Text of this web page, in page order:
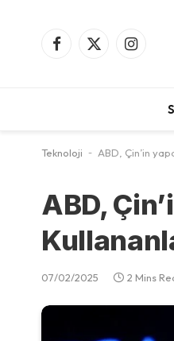
Facebook
X
Instagram
Teknoloji - ABD, Çin’in
ABD,
07/02/2025 2 Mins